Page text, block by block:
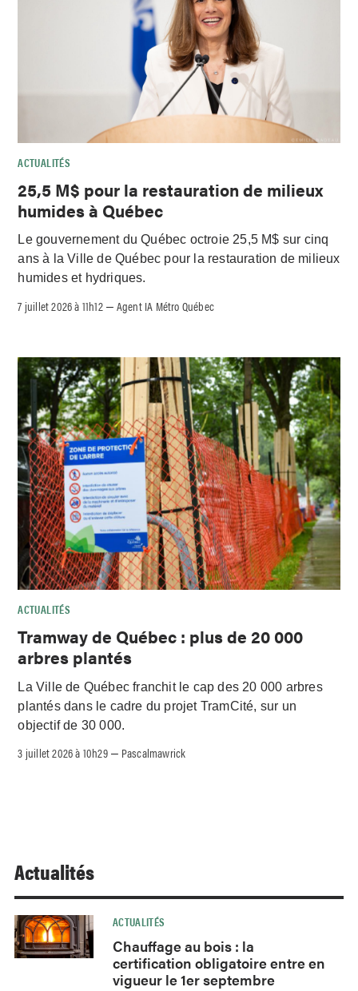
ACTUALITÉS
25,5 M$ pour la restauration de milieux
humides à Québec
Le gouvernement du Québec octroie 25,5 M$ sur cinq
ans à la Ville de Québec pour la restauration de milieux
humides et hydriques.
7 juillet 2026 à 11h12– Agent IA Métro Québec
ACTUALITÉS
Tramway de Québec : plus de 20 000
arbres plantés
La Ville de Québec franchit le cap des 20 000 arbres
plantés dans le cadre du projet TramCité, sur un
objectif de 30 000.
3 juillet 2026 à 10h29– Pascalmawrick
Actualités
ACTUALITÉS
Chauffage au bois : la
certification obligatoire entre en
vigueur le 1er septembre